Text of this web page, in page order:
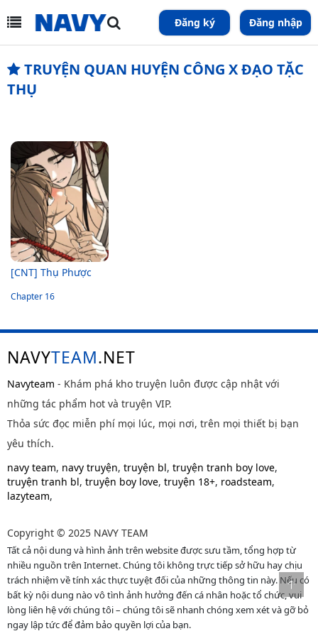
Đăng ký Đăng nhập
TRUYỆN QUAN HUYỆN CÔNG X ĐẠO TẶC
THỤ
[CNT] Thụ Phược
Chapter 16
NAVYTEAM.NET
Navyteam - Khám phá kho truyện luôn được cập nhật với
những tác phẩm hot và truyện VIP.
Thỏa sức đọc miễn phí mọi lúc, mọi nơi, trên mọi thiết bị bạn
yêu thích.
navy team, navy truyện, truyện bl, truyện tranh boy love,
truyện tranh bl, truyện boy love, truyện 18+, roadsteam,
lazyteam,
Copyright © 2025 NAVY TEAM
Tất cả nội dung và hình ảnh trên website được sưu tầm, tổng hợp từ
nhiều nguồn trên Internet. Chúng tôi không trực tiếp sở hữu hay chịu
trách nhiệm về tính xác thực tuyệt đối của những thông tin này. Nếu có
bất kỳ nội dung nào vô tình ảnh hưởng đến cá nhân hoặc tổ chức, vui
lòng liên hệ với chúng tôi – chúng tôi sẽ nhanh chóng xem xét và gỡ bỏ
ngay lập tức để đảm bảo quyền lợi của bạn.